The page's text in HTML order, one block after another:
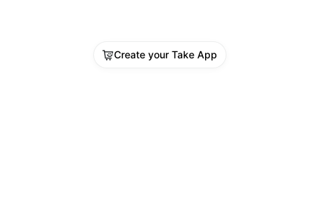
Create your Take App